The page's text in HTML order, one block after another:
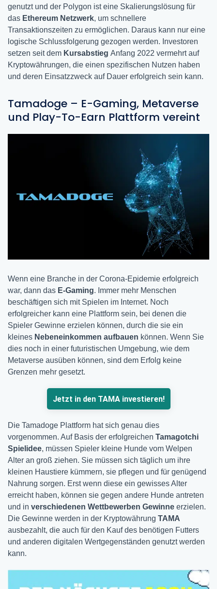
genutzt und der Polygon ist eine Skalierungslösung für
das Ethereum Netzwerk, um schnellere
Transaktionszeiten zu ermöglichen. Daraus kann nur eine
logische Schlussfolgerung gezogen werden. Investoren
setzen seit dem Kursabstieg Anfang 2022 vermehrt auf
Kryptowährungen, die einen spezifischen Nutzen haben
und deren Einsatzzweck auf Dauer erfolgreich sein kann.
Tamadoge – E-Gaming, Metaverse
und Play-To-Earn Plattform vereint
Wenn eine Branche in der Corona-Epidemie erfolgreich
war, dann das E-Gaming. Immer mehr Menschen
beschäftigen sich mit Spielen im Internet. Noch
erfolgreicher kann eine Plattform sein, bei denen die
Spieler Gewinne erzielen können, durch die sie ein
kleines Nebeneinkommen aufbauen können. Wenn Sie
dies noch in einer futuristischen Umgebung, wie dem
Metaverse ausüben können, sind dem Erfolg keine
Grenzen mehr gesetzt.
Jetzt in den TAMA investieren!
Die Tamadoge Plattform hat sich genau dies
vorgenommen. Auf Basis der erfolgreichen Tamagotchi
Spielidee, müssen Spieler kleine Hunde vom Welpen
Alter an groß ziehen. Sie müssen sich täglich um ihre
kleinen Haustiere kümmern, sie pflegen und für genügend
Nahrung sorgen. Erst wenn diese ein gewisses Alter
erreicht haben, können sie gegen andere Hunde antreten
und in verschiedenen Wettbewerben Gewinne erzielen.
Die Gewinne werden in der Kryptowährung TAMA
ausbezahlt, die auch für den Kauf des benötigen Futters
und anderen digitalen Wertgegenständen genutzt werden
kann.